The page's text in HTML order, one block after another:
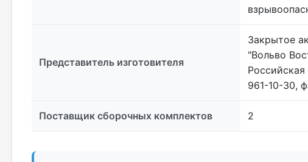
Представитель изготовителя
Закрытое
"Вольво
961-10-30,
Поставщик сборочных комплектов 2